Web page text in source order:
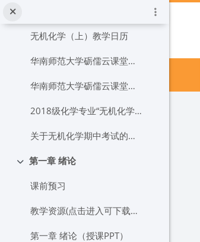
跳到主要内容
无机化学（上）教学日历
华南师范大学砺儒云课堂教师使用手册
华南师范大学砺儒云课堂学生使用手册
2018级化学专业“无机化学(上)”教学进度安排表
关于无机化学期中考试的最终通知-以此通知为准
折叠
第一章 绪论
课前预习
教学资源(点击进入可下载本章完整的授课PPT)
第一章 绪论（授课PPT）